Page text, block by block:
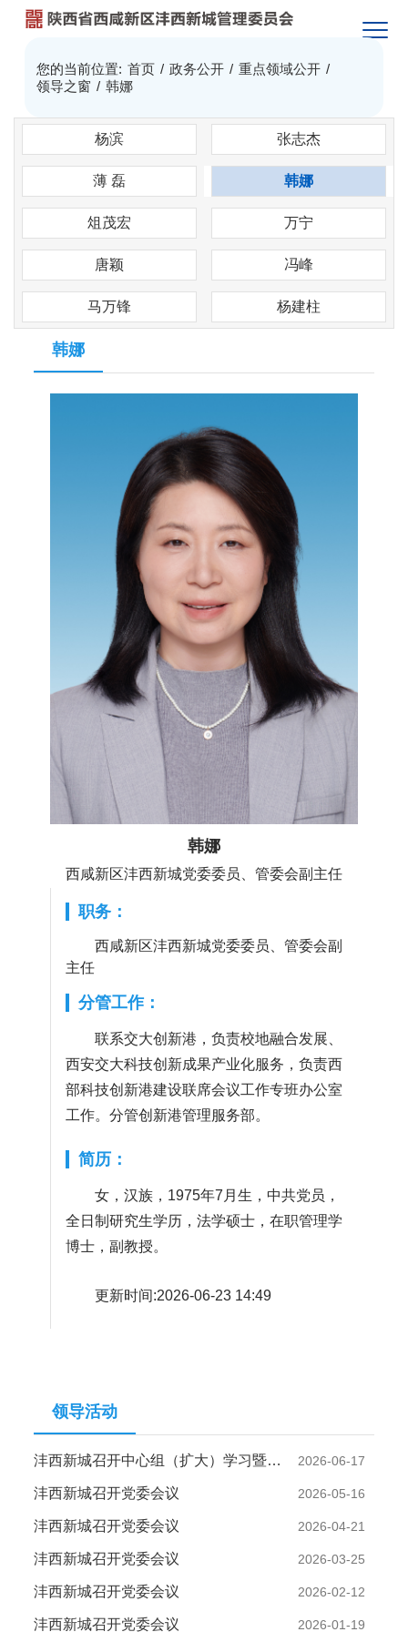
您的当前位置: 首页 / 政务公开 / 重点领域公开 /
领导之窗 / 韩娜
杨滨 张志杰
薄 磊 韩娜
俎茂宏 万宁
唐颖 冯峰
马万锋 杨建柱
韩娜
韩娜
西咸新区沣西新城党委委员、管委会副主任
职务：
西咸新区沣西新城党委委员、管委会副
主任
分管工作：
联系交大创新港，负责校地融合发展、
西安交大科技创新成果产业化服务，负责西
部科技创新港建设联席会议工作专班办公室
工作。分管创新港管理服务部。
简历：
女，汉族，1975年7月生，中共党员，
全日制研究生学历，法学硕士，在职管理学
博士，副教授。
更新时间:2026-06-23 14:49
领导活动
2026-06-17
沣西新城召开中心组（扩大）学习暨党委会议
2026-05-16
沣西新城召开党委会议
2026-04-21
沣西新城召开党委会议
2026-03-25
沣西新城召开党委会议
2026-02-12
沣西新城召开党委会议
2026-01-19
沣西新城召开党委会议